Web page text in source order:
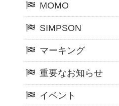
MOMO
SIMPSON
マーキング
重要なお知らせ
イベント